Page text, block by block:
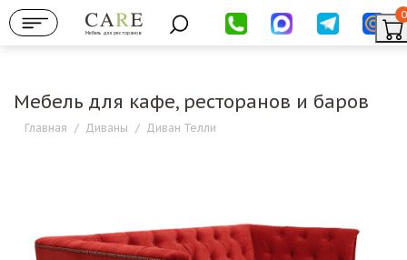
Мебель для ресторанов
0
Мебель для кафе, ресторанов и баров
Главная / Диваны / Диван Телли